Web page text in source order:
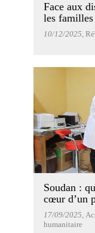
Face aux
les
10/12/2025,
Soudan :
cœur d’un
17/09/2025,
humanitaire